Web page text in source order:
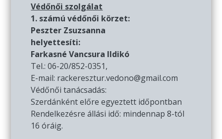
Védőnői szolgálat
1. számú védőnői körzet:
Peszter Zsuzsanna
helyettesíti:
Farkasné Vancsura Ildikó
Tel.: 06-20/852-0351,
E-mail: rackeresztur.vedono@gmail.com
Védőnői tanácsadás:
Szerdánként előre egyeztett időpontban
Rendelkezésre állási idő: mindennap 8-tól
16 óráig.